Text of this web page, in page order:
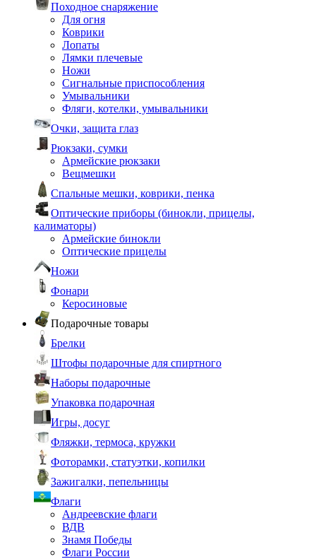
Походное снаряжение
Для огня
Коврики
Лопаты
Лямки плечевые
Ножи
Сигнальные приспособления
Умывальники
Фляги, котелки, умывальники
Очки, защита глаз
Рюкзаки, сумки
Армейские рюкзаки
Вещмешки
Спальные мешки, коврики, пенка
Оптические приборы (бинокли, прицелы,
калиматоры)
Армейские бинокли
Оптические прицелы
Ножи
Фонари
Керосиновые
Подарочные товары
Брелки
Штофы подарочные для спиртного
Наборы подарочные
Упаковка подарочная
Игры, досуг
Фляжки, термоса, кружки
Фоторамки, статуэтки, копилки
Зажигалки, пепельницы
Флаги
Андреевские флаги
ВДВ
Знамя Победы
Флаги России